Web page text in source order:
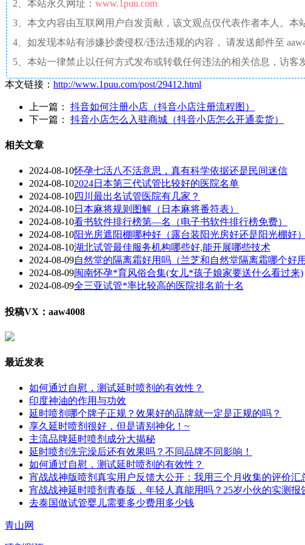
2、本站永久网址： www.1puu.com
3、本文内容由互联网用户自发贡献，该文观点仅代表作者本人。
4、如发现本站有涉嫌抄袭侵权/违法违规的内容， 请发送邮件至
5、本站一律禁止以任何方式发布或转载任何违法的相关信息，访客
本文链接： http://www.1puu.com/post/29412.html
上一篇： 抖音如何注册小店（抖音小店注册流程图）
下一篇： 抖音小店怎么入驻商城（抖音小店怎么开通卖货）
相关文章
2024-08-10怀孕七活八不活意思，真有科学依据还是民间迷信
2024-08-102024日本第三代试管比较好的医院名单
2024-08-10四川最出名试管医院有几家？
2024-08-10日本麻将规则图解（日本麻将番符表）
2024-08-10看书软件排行榜第—名（电子书软件排行榜免费）
2024-08-10阳光房遮阳棚哪种好（露台装阳光房好还是阳光棚好）
2024-08-10湖北试管最佳服务机构哪些好,能开展哪些技术
2024-08-09自然堂的隔离霜好用吗（兰芝和自然堂隔离霜哪个好用
2024-08-09闽南怀孕*育风俗合集(女儿*孩子娘家要送什么看过来)
2024-08-09全三亚试管*率比较高的医院排名前十名
投稿VX：aaw4008
最近发表
如何通过自慰，测试延时喷剂的有效性？
印度神油的作用与功效
延时喷剂哪个牌子正规？效果好的品牌就一定是正规的吗？
享久延时喷剂很好，但是请别神化！~
主流品牌延时喷剂成分大揭秘
延时喷剂洗完澡后还有效果吗？不同品牌不同影响！
如何通过自慰，测试延时喷剂的有效性？
宵战战神版喷剂真实用户反馈大公开：我用三个月收集的评价汇
宵战战神延时喷剂青春版，年轻人真能用吗？25岁小伙的实测报
去泰国做试管婴儿需要多少费用多少钱
青山网